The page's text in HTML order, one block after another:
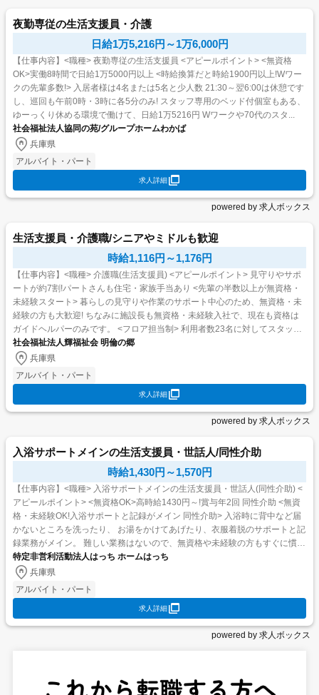
夜勤専従の生活支援員・介護
日給1万5,216円～1万6,000円
【仕事内容】<職種> 夜勤専従の生活支援員 <アピールポイント> <無資格
OK>実働8時間で日給1万5000円以上 <時給換算だと時給1900円以上!Wワー
クの先輩多数!> 入居者様は4名または5名と少人数 21:30～翌6:00は休憩です
し、巡回も午前0時・3時に各5分のみ! スタッフ専用のベッド付個室もある、
ゆーっくり休める環境で働けて、日給1万5216円 Wワークや70代のスタ...
社会福祉法人協同の苑/グループホームわかば
兵庫県
アルバイト・パート
求人詳細
powered by 求人ボックス
生活支援員・介護職/シニアやミドルも歓迎
時給1,116円～1,176円
【仕事内容】<職種> 介護職(生活支援員) <アピールポイント> 見守りやサポ
ートが約7割!パートさんも住宅・家族手当あり <先輩の半数以上が無資格・
未経験スタート> 暮らしの見守りや作業のサポート中心のため、無資格・未
経験の方も大歓迎! ちなみに施設長も無資格・未経験入社で、現在も資格は
ガイドヘルパーのみです。 <フロア担当制> 利用者数23名に対してスタッフ
7名体制で、新人さんへのフ...
社会福祉法人輝福祉会 明倫の郷
兵庫県
アルバイト・パート
求人詳細
powered by 求人ボックス
入浴サポートメインの生活支援員・世話人/同性介助
時給1,430円～1,570円
【仕事内容】<職種> 入浴サポートメインの生活支援員・世話人(同性介助) <
アピールポイント> <無資格OK>高時給1430円～!賞与年2回 同性介助 <無資
格・未経験OK!入浴サポートと記録がメイン 同性介助> 入浴時に背中など届
かないところを洗ったり、 お湯をかけてあげたり、衣服着脱のサポートと記
録業務がメイン。 難しい業務はないので、無資格や未経験の方もすぐに慣れ
ていただけますよ! 入...
特定非営利活動法人はっち ホームはっち
兵庫県
アルバイト・パート
求人詳細
powered by 求人ボックス